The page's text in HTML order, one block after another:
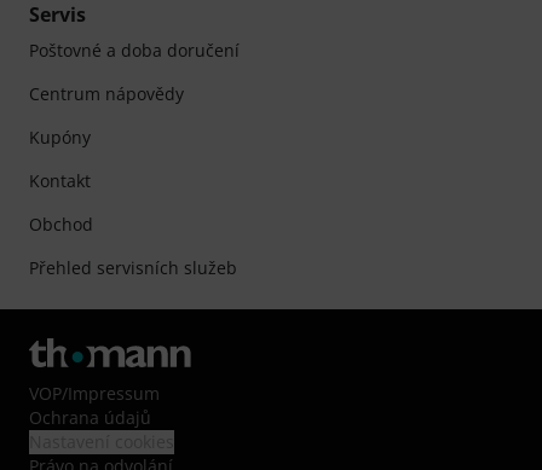
Servis
Poštovné a doba doručení
Centrum nápovědy
Kupóny
Kontakt
Obchod
Přehled servisních služeb
VOP/Impressum
Ochrana údajů